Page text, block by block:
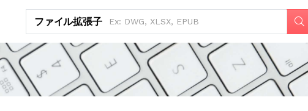
ファイル拡張子